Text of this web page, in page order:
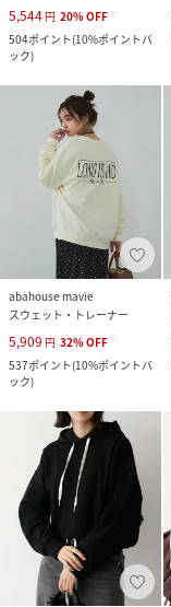
5,544 円 20%OFF
504ポイント(10%ポイントバ
ック)
abahouse mavie
スウェット・トレーナー
5,909 円 32%OFF
537ポイント(10%ポイントバ
ック)